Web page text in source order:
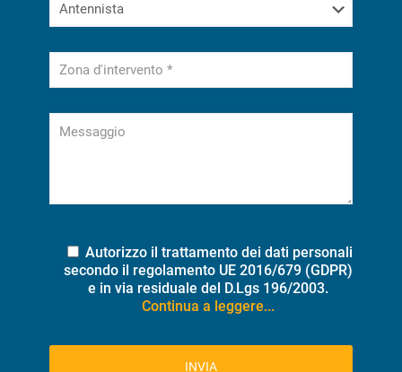
Autorizzo il trattamento dei dati personali
secondo il regolamento UE 2016/679 (GDPR)
e in via residuale del D.Lgs 196/2003.
Continua a leggere...